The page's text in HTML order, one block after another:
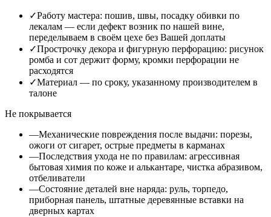
✓Работу мастера: пошив, швы, посадку обивки по
лекалам — если дефект возник по нашей вине,
переделываем в своём цехе без Вашей доплаты
✓Прострочку декора и фигурную перфорацию: рисунок
ромба и сот держит форму, кромки перфорации не
расходятся
✓Материал — по сроку, указанному производителем в
талоне
Не покрывается
—Механические повреждения после выдачи: порезы,
ожоги от сигарет, острые предметы в карманах
—Последствия ухода не по правилам: агрессивная
бытовая химия по коже и алькантаре, чистка абразивом,
отбеливатели
—Состояние деталей вне наряда: руль, торпедо,
приборная панель, штатные деревянные вставки на
дверных картах